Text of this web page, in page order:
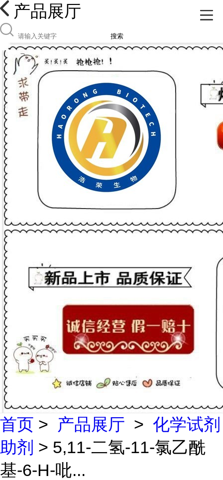
产品展厅
搜索
首页 > 产品展厅 > 化学试剂
助剂 > 5,11-二氢-11-氯乙酰
基-6-H-吡...